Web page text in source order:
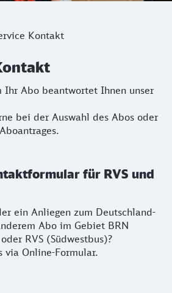
Kontakt
Ihr Abo beantwortet Ihnen unser
bei der Auswahl des Abos oder
für RVS und
ein Anliegen zum Deutschland-
Abo im Gebiet BRN
RVS (Südwestbus)?
via Online-Formular.